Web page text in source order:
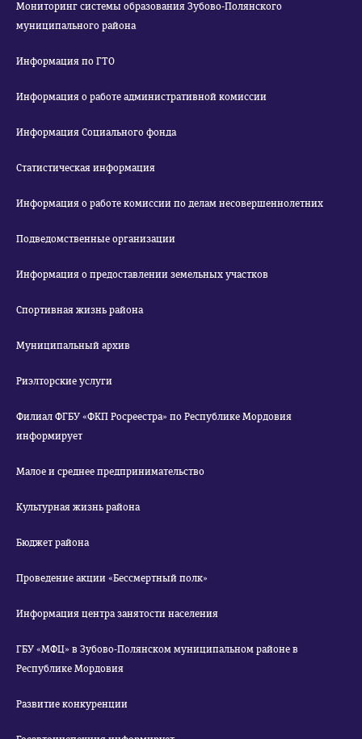
Мониторинг системы образования Зубово-Полянского
муниципального района
Информация по ГТО
Информация о работе административной комиссии
Информация Социального фонда
Статистическая информация
Информация о работе комиссии по делам несовершеннолетних
Подведомственные организации
Информация о предоставлении земельных участков
Спортивная жизнь района
Муниципальный архив
Риэлторские услуги
Филиал ФГБУ «ФКП Росреестра» по Республике Мордовия
информирует
Малое и среднее предпринимательство
Культурная жизнь района
Бюджет района
Проведение акции «Бессмертный полк»
Информация центра занятости населения
ГБУ «МФЦ» в Зубово-Полянском муниципальном районе в
Республике Мордовия
Развитие конкуренции